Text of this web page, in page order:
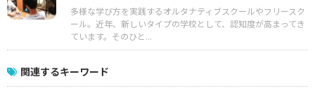
多様な学び方を実践するオルタナティブスクールやフリースク
ール。近年、新しいタイプの学校として、認知度が高まってき
ています。そのひと...
関連するキーワード